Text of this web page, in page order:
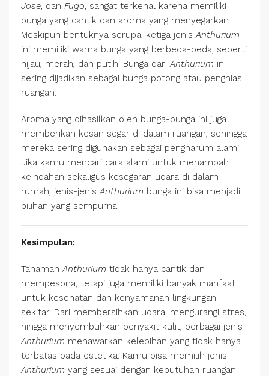
Jose, dan Fugo, sangat terkenal karena memiliki
bunga yang cantik dan aroma yang menyegarkan.
Meskipun bentuknya serupa, ketiga jenisAnthurium
ini memiliki warna bunga yang berbeda-beda, seperti
hijau, merah, dan putih. Bunga dariAnthurium ini
sering dijadikan sebagai bunga potong atau penghias
ruangan.
Aroma yang dihasilkan oleh bunga-bunga ini juga
memberikan kesan segar di dalam ruangan, sehingga
mereka sering digunakan sebagai pengharum alami.
Jika kamu mencari cara alami untuk menambah
keindahan sekaligus kesegaran udara di dalam
rumah, jenis-jenisAnthurium bunga ini bisa menjadi
pilihan yang sempurna.
Kesimpulan:
TanamanAnthurium tidak hanya cantik dan
mempesona, tetapi juga memiliki banyak manfaat
untuk kesehatan dan kenyamanan lingkungan
sekitar. Dari membersihkan udara, mengurangi stres,
hingga menyembuhkan penyakit kulit, berbagai jenis
Anthurium menawarkan kelebihan yang tidak hanya
terbatas pada estetika. Kamu bisa memilih jenis
Anthurium yang sesuai dengan kebutuhan ruangan